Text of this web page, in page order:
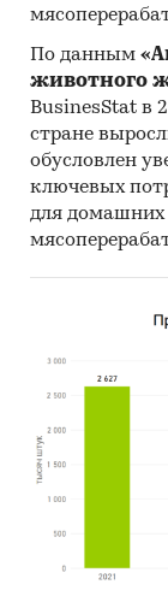
По данным
животного
BusinesStat в
стране
обусловлен
ключевых
для